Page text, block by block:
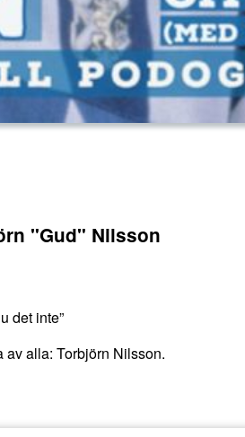
"Gud" Nilsson
det inte”
alla: Torbjörn Nilsson.